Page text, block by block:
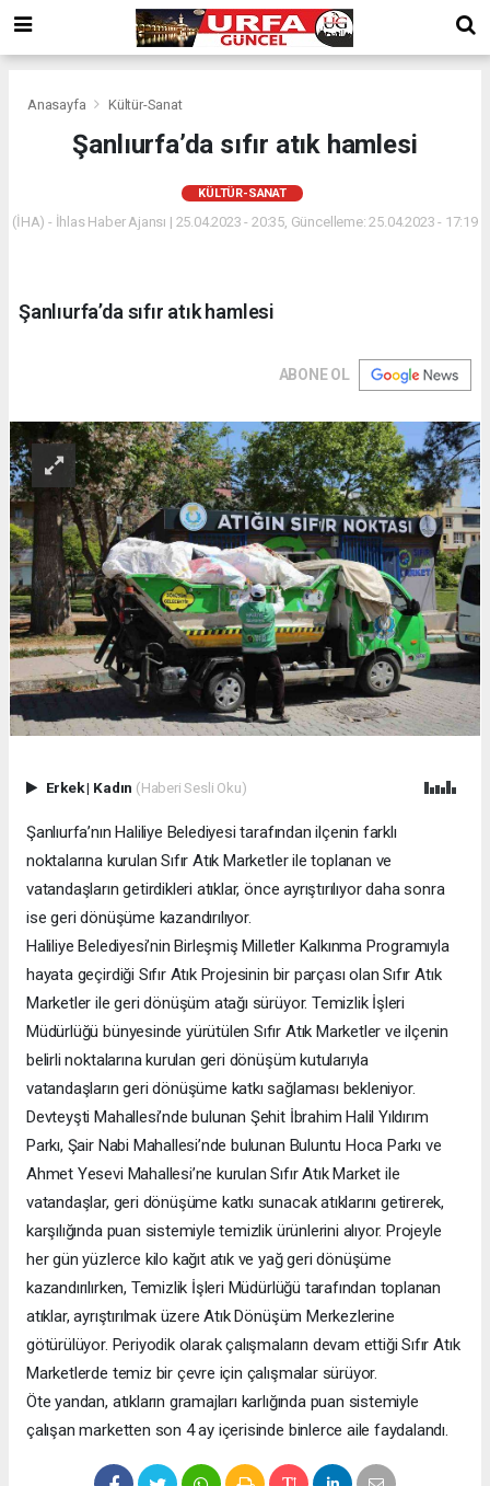
Anasayfa Kültür-Sanat
Şanlıurfa’da sıfır atık hamlesi
KÜLTÜR-SANAT
(İHA) - İhlas Haber Ajansı | 25.04.2023 - 20:35, Güncelleme: 25.04.2023 - 17:19
Şanlıurfa’da sıfır atık hamlesi
ABONE OL
Erkek| Kadın (Haberi Sesli Oku)
Şanlıurfa’nın Haliliye Belediyesi tarafından ilçenin farklı
noktalarına kurulan Sıfır Atık Marketler ile toplanan ve
vatandaşların getirdikleri atıklar, önce ayrıştırılıyor daha sonra
ise geri dönüşüme kazandırılıyor.
Haliliye Belediyesi’nin Birleşmiş Milletler Kalkınma Programıyla
hayata geçirdiği Sıfır Atık Projesinin bir parçası olan Sıfır Atık
Marketler ile geri dönüşüm atağı sürüyor. Temizlik İşleri
Müdürlüğü bünyesinde yürütülen Sıfır Atık Marketler ve ilçenin
belirli noktalarına kurulan geri dönüşüm kutularıyla
vatandaşların geri dönüşüme katkı sağlaması bekleniyor.
Devteyşti Mahallesi’nde bulunan Şehit İbrahim Halil Yıldırım
Parkı, Şair Nabi Mahallesi’nde bulunan Buluntu Hoca Parkı ve
Ahmet Yesevi Mahallesi’ne kurulan Sıfır Atık Market ile
vatandaşlar, geri dönüşüme katkı sunacak atıklarını getirerek,
karşılığında puan sistemiyle temizlik ürünlerini alıyor. Projeyle
her gün yüzlerce kilo kağıt atık ve yağ geri dönüşüme
kazandırılırken, Temizlik İşleri Müdürlüğü tarafından toplanan
atıklar, ayrıştırılmak üzere Atık Dönüşüm Merkezlerine
götürülüyor. Periyodik olarak çalışmaların devam ettiği Sıfır Atık
Marketlerde temiz bir çevre için çalışmalar sürüyor.
Öte yandan, atıkların gramajları karlığında puan sistemiyle
çalışan marketten son 4 ay içerisinde binlerce aile faydalandı.